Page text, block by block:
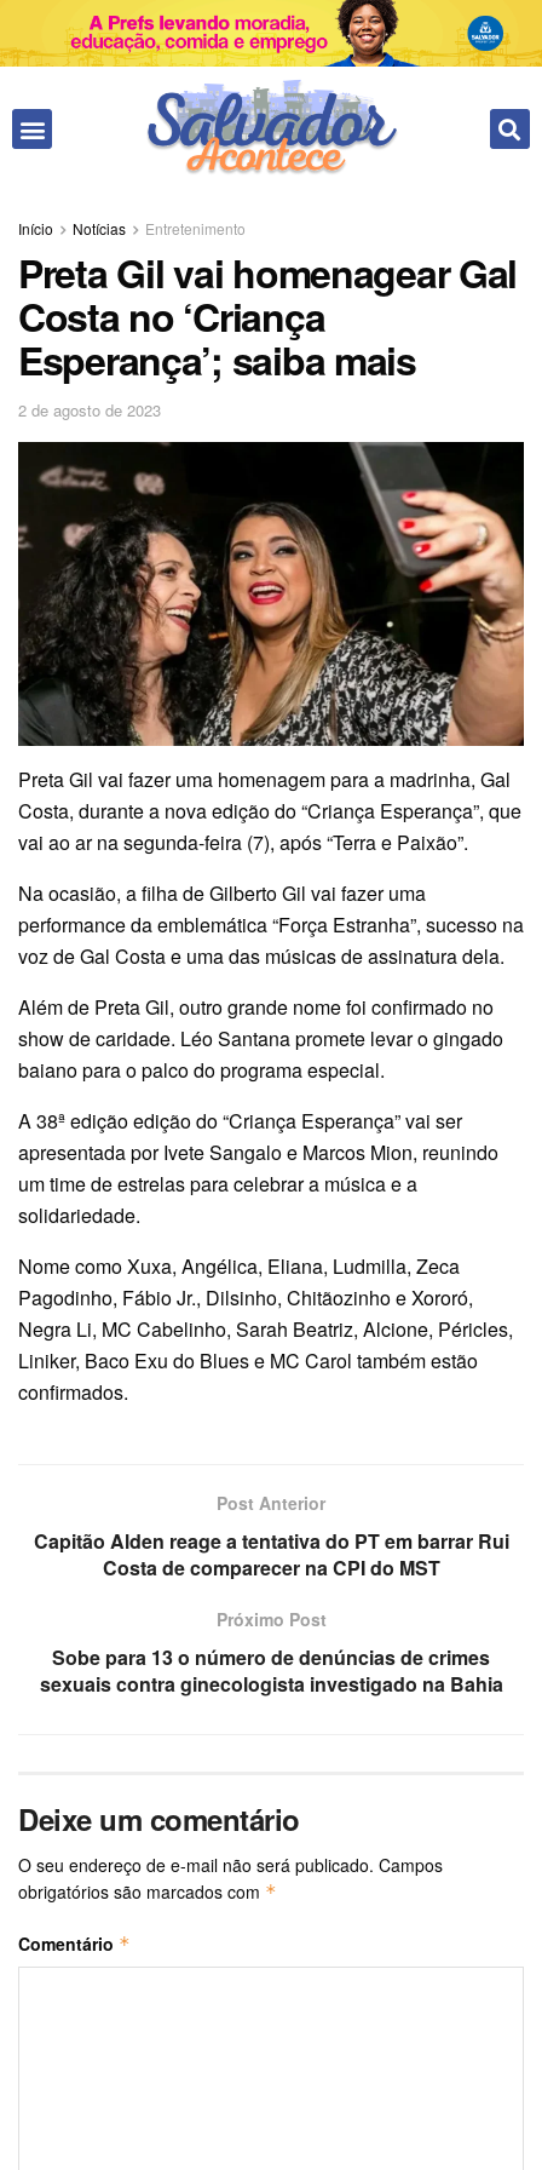
Início Notícias Entretenimento
Preta Gil vai homenagear Gal
Costa no ‘Criança
Esperança’; saiba mais
2 de agosto de 2023
Preta Gil vai fazer uma homenagem para a madrinha, Gal
Costa, durante a nova edição do “Criança Esperança”, que
vai ao ar na segunda-feira (7), após “Terra e Paixão”.
Na ocasião, a filha de Gilberto Gil vai fazer uma
performance da emblemática “Força Estranha”, sucesso na
voz de Gal Costa e uma das músicas de assinatura dela.
Além de Preta Gil, outro grande nome foi confirmado no
show de caridade. Léo Santana promete levar o gingado
baiano para o palco do programa especial.
A 38ª edição edição do “Criança Esperança” vai ser
apresentada por Ivete Sangalo e Marcos Mion, reunindo
um time de estrelas para celebrar a música e a
solidariedade.
Nome como Xuxa, Angélica, Eliana, Ludmilla, Zeca
Pagodinho, Fábio Jr., Dilsinho, Chitãozinho e Xororó,
Negra Li, MC Cabelinho, Sarah Beatriz, Alcione, Péricles,
Liniker, Baco Exu do Blues e MC Carol também estão
confirmados.
Post Anterior
Capitão Alden reage a tentativa do PT em barrar Rui
Costa de comparecer na CPI do MST
Próximo Post
Sobe para 13 o número de denúncias de crimes
sexuais contra ginecologista investigado na Bahia
Deixe um comentário
O seu endereço de e-mail não será publicado. Campos
obrigatórios são marcados com *
Comentário *